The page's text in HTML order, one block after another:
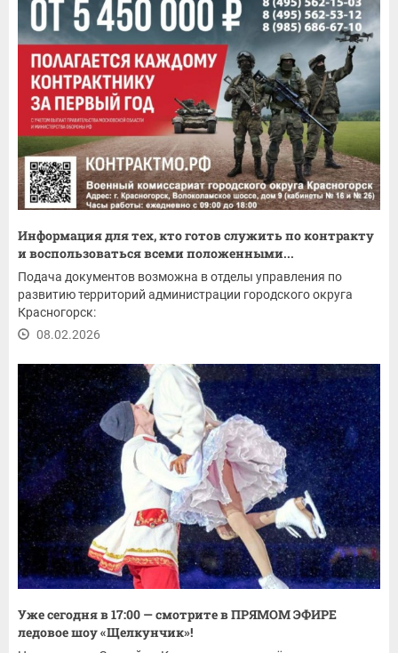
Информация для тех, кто готов служить по контракту
и воспользоваться всеми положенными...
Подача документов возможна в отделы управления по
развитию территорий администрации городского округа
Красногорск:
08.02.2026
Уже сегодня в 17:00 — смотрите в ПРЯМОМ ЭФИРЕ
ледовое шоу «Щелкунчик»!